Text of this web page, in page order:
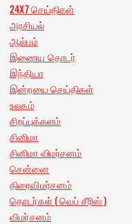
24X7 செய்திகள்
அரசியல்
ஆல்பம்
இணைய தொடர்
இந்தியா
இன்றயை செய்திகள்
உலகம்
சிறப்புக்களம்
சினிமா
சினிமா விமர்சனம்
சென்னை
திரைவிமர்சனம்
தொடர்கள் ( வெப் சீரிஸ் )
விமர்சனம்